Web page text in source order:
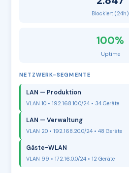
Blockiert (24h)
100%
Uptime
NETZWERK-SEGMENTE
LAN — Produktion
VLAN 10 • 192.168.10.0/24 • 34 Geräte
LAN — Verwaltung
VLAN 20 • 192.168.20.0/24 • 48 Geräte
Gäste-WLAN
VLAN 99 • 172.16.0.0/24 • 12 Geräte